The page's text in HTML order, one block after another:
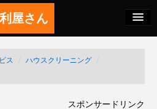
屋さん
ス ハウスクリーニング
スポンサードリンク